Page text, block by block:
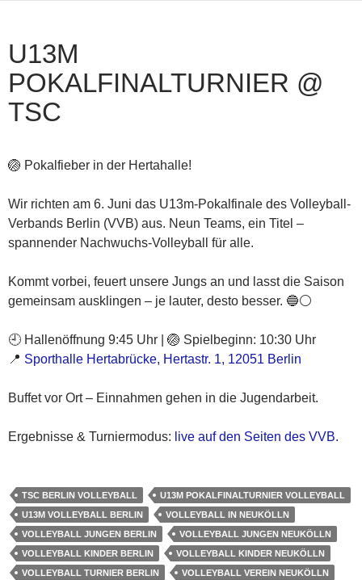
U13M
POKALFINALTURNIER @
TSC
🏐 Pokalfieber in der Hertahalle!
Wir richten am 6. Juni das U13m-Pokalfinale des Volleyball-
Verbands Berlin (VVB) aus. Neun Teams, ein Titel –
spannender Nachwuchs-Volleyball für alle.
Kommt vorbei, feuert unsere Jungs an und lasst die Saison
gemeinsam ausklingen – je lauter, desto besser. 🔵⚪️
🕘 Hallenöffnung 9:45 Uhr | 🏐 Spielbeginn: 10:30 Uhr
📍 Sporthalle Hertabrücke, Hertastr. 1, 12051 Berlin
Buffet vor Ort – Einnahmen gehen in die Jugendarbeit.
Ergebnisse & Turniermodus: live auf den Seiten des VVB.
TSC BERLIN VOLLEYBALL
U13M POKALFINALTURNIER VOLLEYBALL
U13M VOLLEYBALL BERLIN
VOLLEYBALL IN NEUKÖLLN
VOLLEYBALL JUNGEN BERLIN
VOLLEYBALL JUNGEN NEUKÖLLN
VOLLEYBALL KINDER BERLIN
VOLLEYBALL KINDER NEUKÖLLN
VOLLEYBALL TURNIER BERLIN
VOLLEYBALL VEREIN NEUKÖLLN